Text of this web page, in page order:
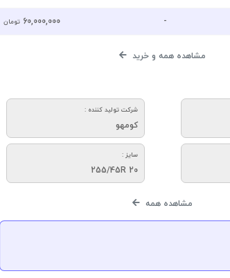
-
60,000,000 تومان
مشاهده همه و خرید
شرکت تولید کننده :
کومهو
سایز :
255/45R 20
مشاهده همه